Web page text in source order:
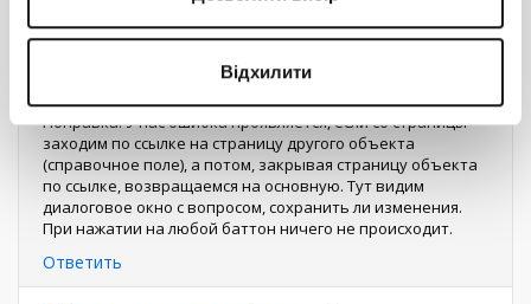
Відхилити
Иванов Александр А.
18 октября 2017 16:52
0
Поправка. У нас ошибка проявляется, если со страницы
заходим по ссылке на страницу другого объекта
(справочное поле), а потом, закрывая страницу объекта
по ссылке, возвращаемся на основную. Тут видим
диалоговое окно с вопросом, сохранить ли изменения.
При нажатии на любой баттон ничего не происходит.
Ответить